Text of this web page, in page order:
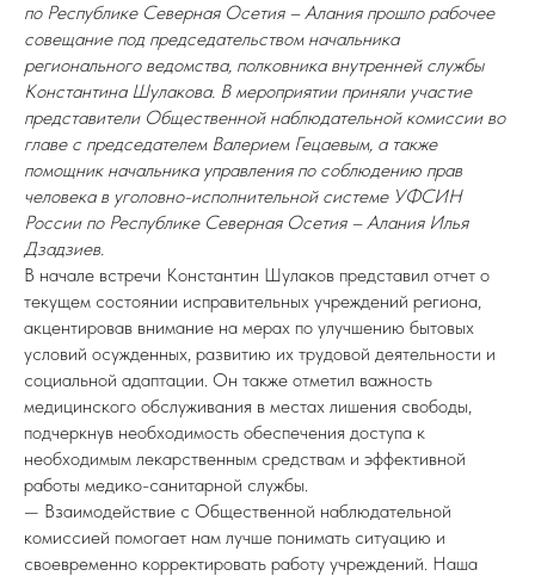
по Республике Северная Осетия – Алания прошло рабочее
совещание под председательством начальника
регионального ведомства, полковника внутренней службы
Константина Шулакова. В мероприятии приняли участие
представители Общественной наблюдательной комиссии во
главе с председателем Валерием Гецаевым, а также
помощник начальника управления по соблюдению прав
человека в уголовно-исполнительной системе УФСИН
России по Республике Северная Осетия – Алания Илья
Дзадзиев.
В начале встречи Константин Шулаков представил отчет о
текущем состоянии исправительных учреждений региона,
акцентировав внимание на мерах по улучшению бытовых
условий осужденных, развитию их трудовой деятельности и
социальной адаптации. Он также отметил важность
медицинского обслуживания в местах лишения свободы,
подчеркнув необходимость обеспечения доступа к
необходимым лекарственным средствам и эффективной
работы медико-санитарной службы.
— Взаимодействие с Общественной наблюдательной
комиссией помогает нам лучше понимать ситуацию и
своевременно корректировать работу учреждений. Наша